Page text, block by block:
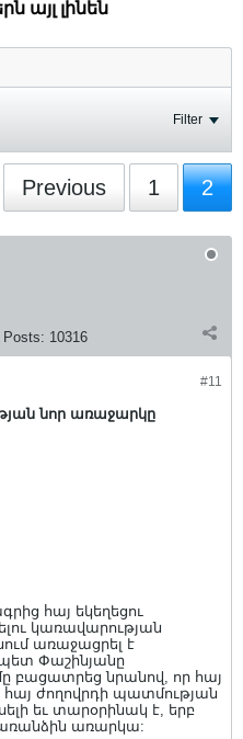
այլ լինեն
Filter
Previous 1 2
Posts: 10316
#11
նոր առաջարկը
հայ եկեղեցու
կառավարության
առաջացրել է
Փաշինյանը
բացատրեց նրանով, որ հայ
հայ ժողովրդի պատմության
եւ տարօրինակ է, երբ
առանձին առարկա: